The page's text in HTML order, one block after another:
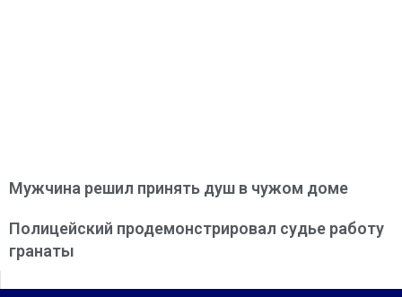
Мужчина решил принять душ в чужом доме
Полицейский продемонстрировал судье работу
гранаты